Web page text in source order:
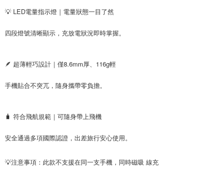
💡 LED電量指示燈｜電量狀態一目了然
四段燈號清晰顯示，充放電狀況即時掌握。
🪶 超薄輕巧設計｜僅8.6mm厚、116g輕
手機貼合不突兀，隨身攜帶零負擔。
🧳 符合飛航規範｜可隨身帶上飛機
安全通過多項國際認證，出差旅行安心使用。
💡注意事項：此款不支援在同一支手機，同時磁吸 線充